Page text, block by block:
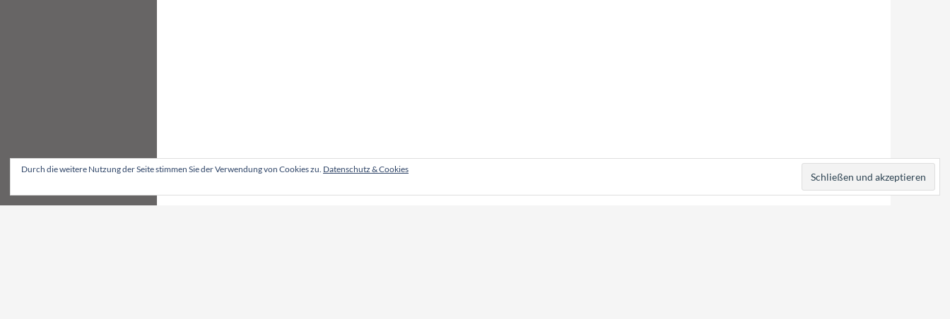
Durch die weitere Nutzung der Seite stimmen Sie der Verwendung von Cookies zu. Datenschutz & Cookies